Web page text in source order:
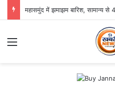
महासमुंद में झमाझम बारिश, सामान्य से
Menu